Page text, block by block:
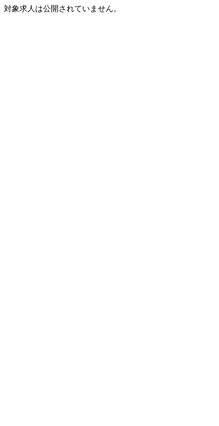
対象求人は公開されていません。